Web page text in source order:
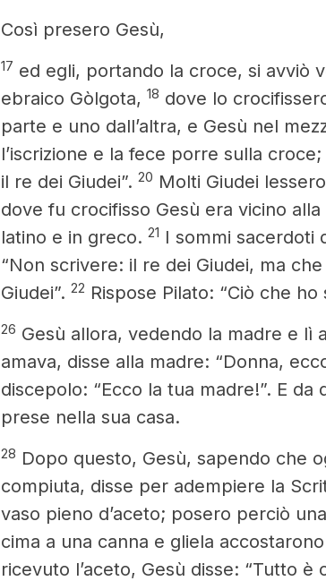
Così presero Gesù,
17 ed egli, portando la croce, si avviò
ebraico Gòlgota, 18 dove lo
parte e uno dall’altra, e Gesù nel
l’iscrizione e la fece porre sulla
il re dei Giudei”. 20 Molti Giudei
dove fu crocifisso Gesù era vicino
latino e in greco. 21 I sommi sacerdoti
“Non scrivere: il re dei Giudei, ma
Giudei”. 22 Rispose Pilato: “Ciò che
26 Gesù allora, vedendo la madre e lì
amava, disse alla madre: “Donna,
discepolo: “Ecco la tua madre!”. E
prese nella sua casa.
28 Dopo questo, Gesù, sapendo che
compiuta, disse per adempiere la
vaso pieno d’aceto; posero perciò
cima a una canna e gliela
ricevuto l’aceto, Gesù disse: “Tutto è